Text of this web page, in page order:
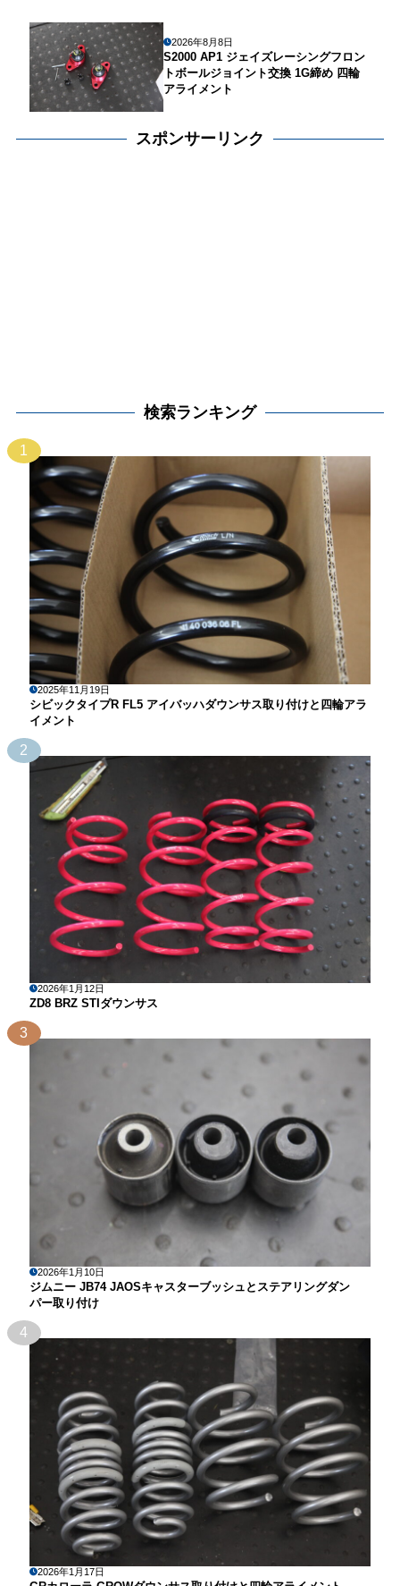
2026年8月8日
S2000 AP1 ジェイズレーシングフロン
トボールジョイント交換 1G締め 四輪
アライメント
スポンサーリンク
検索ランキング
1
2025年11月19日
シビックタイプR FL5 アイバッハダウンサス取り付けと四輪アラ
イメント
2
2026年1月12日
ZD8 BRZ STIダウンサス
3
2026年1月10日
ジムニー JB74 JAOSキャスターブッシュとステアリングダン
パー取り付け
4
2026年1月17日